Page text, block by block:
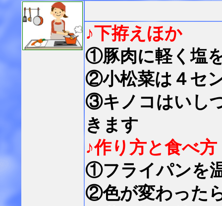
♪下拵えほか
①豚肉に軽く塩
②小松菜は４セ
③キノコはいし
きます
♪作り方と食べ方
①フライパンを
②色が変わった